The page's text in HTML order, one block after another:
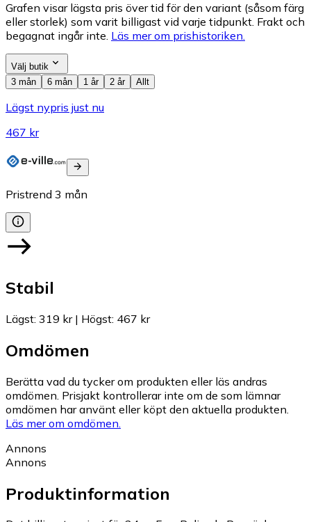
Grafen visar lägsta pris över tid för den variant (såsom färg
eller storlek) som varit billigast vid varje tidpunkt. Frakt och
begagnat ingår inte. Läs mer om prishistoriken.
Välj butik
3 mån
6 mån 1 år 2 år Allt
Lägst nypris just nu
467 kr
Pristrend 3 mån
Stabil
Lägst: 319 kr| Högst: 467 kr
Omdömen
Berätta vad du tycker om produkten eller läs andras
omdömen. Prisjakt kontrollerar inte om de som lämnar
omdömen har använt eller köpt den aktuella produkten.
Läs mer om omdömen.
Annons
Annons
Produktinformation